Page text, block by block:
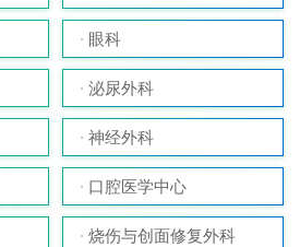
眼科
泌尿外科
神经外科
口腔医学中心
烧伤与创面修复外科